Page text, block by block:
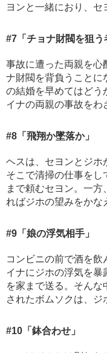
ヨンと一緒におり、セ
#7 「チョナ財閥を狙う
事故に遭った両親を心
ナ財閥を背負うことに
の結婚を早めてはどう
イナの両親の事故をわ
#8 「飛翔か墜落か」
ヘスは、セヨンとジホ
そこで清掃の仕事をし
まで頼むセヨン。一
ればジホの望みをかな
#9 「娘の浮気相手」
コンビニの前で酒を飲
イナにジホの浮気を暴
を家まで送る。そん
されたボムソクは、ジ
#10 「鉢合わせ」